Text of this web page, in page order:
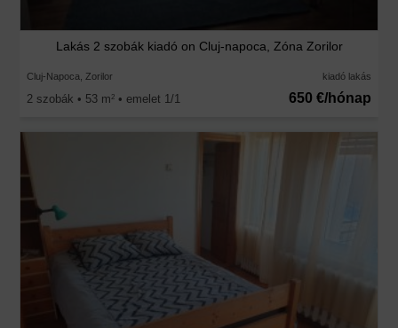
Lakás 2 szobák kiadó on Cluj-napoca, Zóna Zorilor
Cluj-Napoca, Zorilor kiadó lakás
2 szobák • 53 m2 • emelet 1/1 650 €/hónap